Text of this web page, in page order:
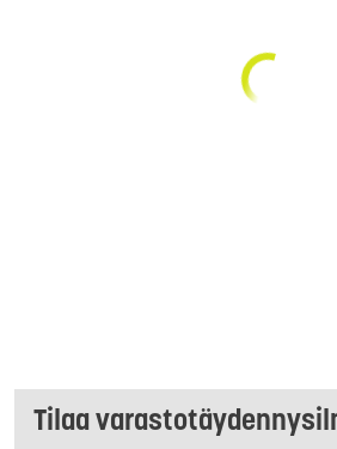
Tilaa